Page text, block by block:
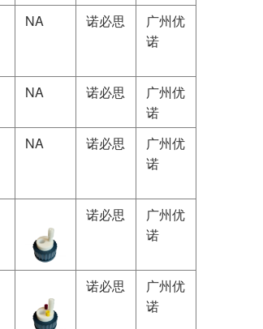
NA 诺必思
广州优
诺
NA 诺必思
广州优
诺
NA 诺必思
广州优
诺
诺必思
广州优
诺
诺必思
广州优
诺